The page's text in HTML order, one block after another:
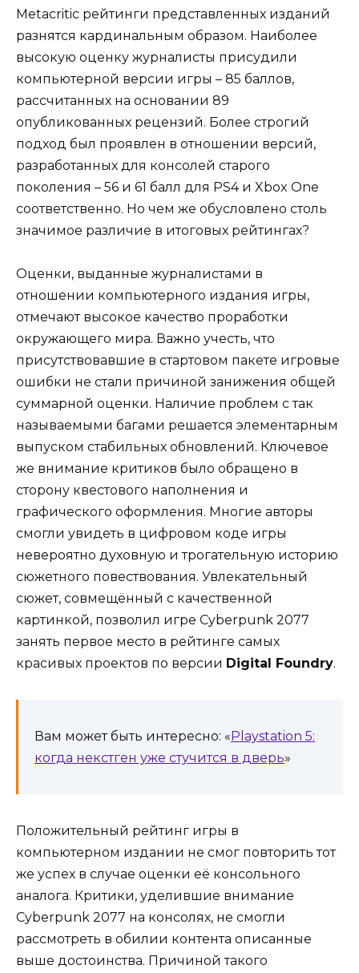
Metacritic рейтинги представленных изданий
разнятся кардинальным образом. Наиболее
высокую оценку журналисты присудили
компьютерной версии игры – 85 баллов,
рассчитанных на основании 89
опубликованных рецензий. Более строгий
подход был проявлен в отношении версий,
разработанных для консолей старого
поколения – 56 и 61 балл для PS4 и Xbox One
соответственно. Но чем же обусловлено столь
значимое различие в итоговых рейтингах?
Оценки, выданные журналистами в
отношении компьютерного издания игры,
отмечают высокое качество проработки
окружающего мира. Важно учесть, что
присутствовавшие в стартовом пакете игровые
ошибки не стали причиной занижения общей
суммарной оценки. Наличие проблем с так
называемыми багами решается элементарным
выпуском стабильных обновлений. Ключевое
же внимание критиков было обращено в
сторону квестового наполнения и
графического оформления. Многие авторы
смогли увидеть в цифровом коде игры
невероятно духовную и трогательную историю
сюжетного повествования. Увлекательный
сюжет, совмещённый с качественной
картинкой, позволил игре Cyberpunk 2077
занять первое место в рейтинге самых
красивых проектов по версии Digital Foundry.
Вам может быть интересно: « Playstation 5:
когда некстген уже стучится в дверь»
Положительный рейтинг игры в
компьютерном издании не смог повторить тот
же успех в случае оценки её консольного
аналога. Критики, уделившие внимание
Cyberpunk 2077 на консолях, не смогли
рассмотреть в обилии контента описанные
выше достоинства. Причиной такого